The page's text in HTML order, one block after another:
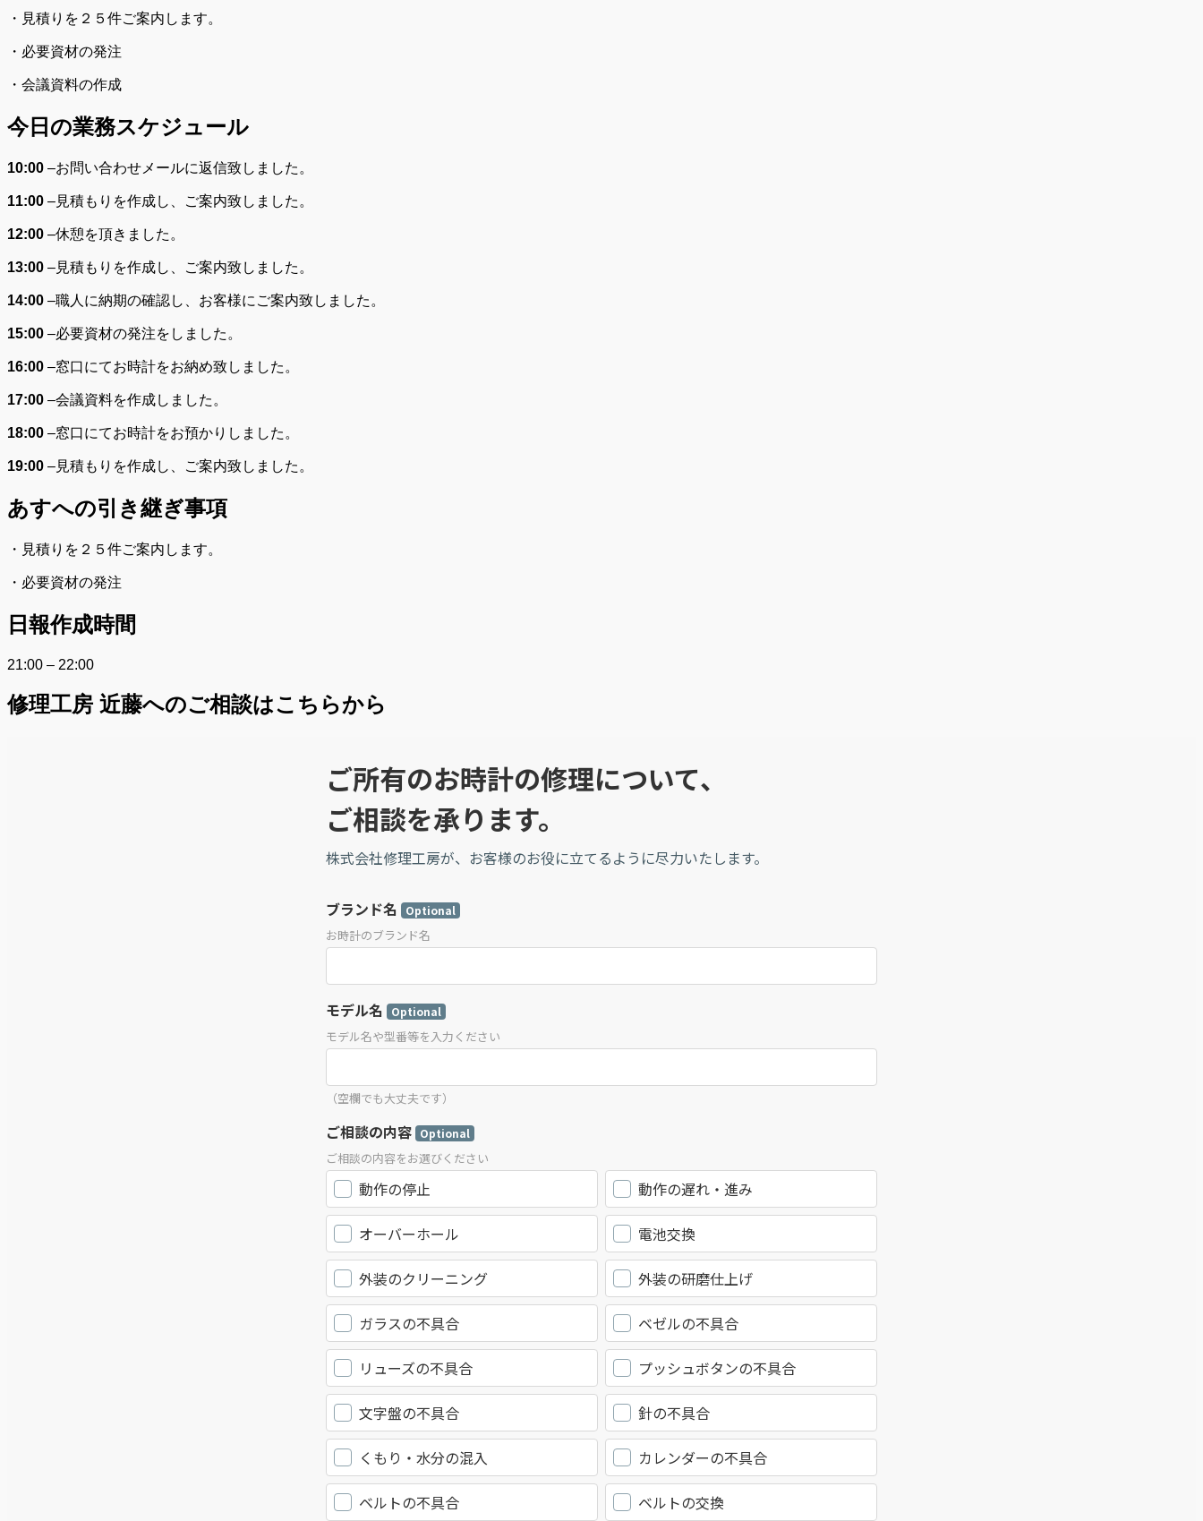
・見積りを２５件ご案内します。
・必要資材の発注
・会議資料の作成
今日の業務スケジュール
10:00 –お問い合わせメールに返信致しました。
11:00 –見積もりを作成し、ご案内致しました。
12:00 –休憩を頂きました。
13:00 –見積もりを作成し、ご案内致しました。
14:00 –職人に納期の確認し、お客様にご案内致しました。
15:00 –必要資材の発注をしました。
16:00 –窓口にてお時計をお納め致しました。
17:00 –会議資料を作成しました。
18:00 –窓口にてお時計をお預かりしました。
19:00 –見積もりを作成し、ご案内致しました。
あすへの引き継ぎ事項
・見積りを２５件ご案内します。
・必要資材の発注
日報作成時間
21:00 – 22:00
修理工房 近藤へのご相談はこちらから